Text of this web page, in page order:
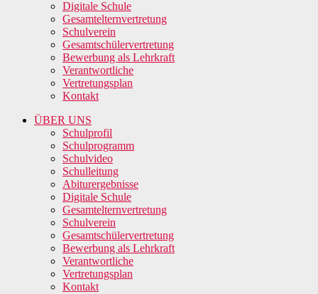
Digitale Schule
Gesamtelternvertretung
Schulverein
Gesamtschülervertretung
Bewerbung als Lehrkraft
Verantwortliche
Vertretungsplan
Kontakt
ÜBER UNS
Schulprofil
Schulprogramm
Schulvideo
Schulleitung
Abiturergebnisse
Digitale Schule
Gesamtelternvertretung
Schulverein
Gesamtschülervertretung
Bewerbung als Lehrkraft
Verantwortliche
Vertretungsplan
Kontakt